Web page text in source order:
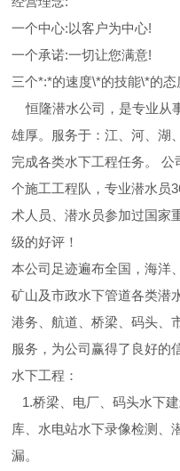
一个中心:以客户为中心!
一个承诺:一切让您满意!
三个*:*的速度\*的技能\*的态
恒隆潜水公司，是专业从
雄厚。服务于：江、河、湖
完成各类水下工程任务。
个施工工程队，专业潜水员
术人员、潜水员参加过国家
级的好评！
本公司足迹遍布全国，海洋
矿山及市政水下管道各类潜
港务、航道、桥梁、码头、
服务，为公司赢得了良好的
水下工程：
1.桥梁、电厂、码头水下
库、水电站水下录像检测、
漏。